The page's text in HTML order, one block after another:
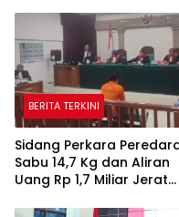
BERITA TERKINI
Sidang Perkara
Sabu 14,7 Kg dan Aliran
Uang Rp 1,7 Miliar Jerat